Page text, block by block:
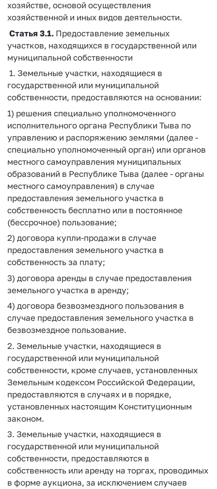
хозяйстве, основой осуществления
хозяйственной и иных видов деятельности.
Статья 3.1. Предоставление земельных
участков, находящихся в государственной или
муниципальной собственности
1. Земельные участки, находящиеся в
государственной или муниципальной
собственности, предоставляются на основании:
1) решения специально уполномоченного
исполнительного органа Республики Тыва по
управлению и распоряжению землями (далее -
специально уполномоченный орган) или органов
местного самоуправления муниципальных
образований в Республике Тыва (далее - органы
местного самоуправления) в случае
предоставления земельного участка в
собственность бесплатно или в постоянное
(бессрочное) пользование;
2) договора купли-продажи в случае
предоставления земельного участка в
собственность за плату;
3) договора аренды в случае предоставления
земельного участка в аренду;
4) договора безвозмездного пользования в
случае предоставления земельного участка в
безвозмездное пользование.
2. Земельные участки, находящиеся в
государственной или муниципальной
собственности, кроме случаев, установленных
Земельным кодексом Российской Федерации,
предоставляются в случаях и в порядке,
установленных настоящим Конституционным
законом.
3. Земельные участки, находящиеся в
государственной или муниципальной
собственности, предоставляются в
собственность или аренду на торгах, проводимых
в форме аукциона, за исключением случаев